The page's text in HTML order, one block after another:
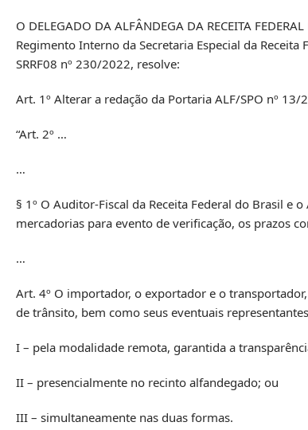
O DELEGADO DA ALFÂNDEGA DA RECEITA
Regimento Interno da Secretaria Especial da
SRRF08 nº 230/2022, resolve:
Art. 1º Alterar a redação da Portaria ALF/SPO nº
“Art. 2º …
…
§ 1º O Auditor-Fiscal da Receita Federal do Brasil e
mercadorias para evento de verificação, os prazos
…
Art. 4º O importador, o exportador e o
de trânsito, bem como seus eventuais
I – pela modalidade remota, garantida a
II – presencialmente no recinto alfandegado; ou
III – simultaneamente nas duas formas.